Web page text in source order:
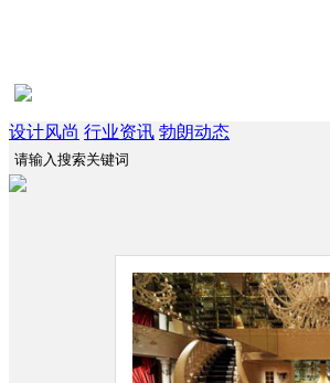
设计风尚 行业资讯 勃朗动态